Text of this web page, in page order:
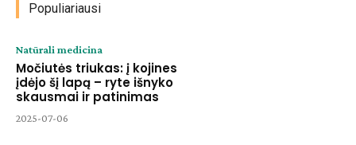
Populiariausi
Natūrali medicina
Močiutės triukas: į kojines
įdėjo šį lapą – ryte išnyko
skausmai ir patinimas
2025-07-06